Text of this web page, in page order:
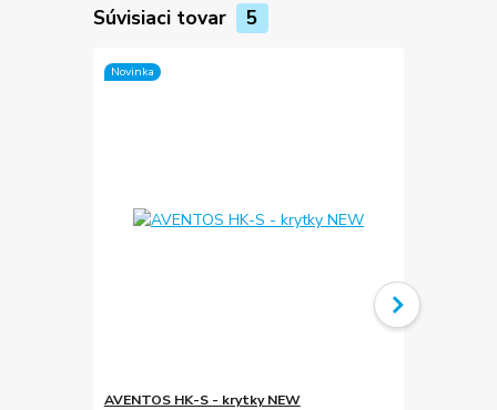
Súvisiaci tovar 5
Novinka
AVENTOS HK-S - krytky NEW